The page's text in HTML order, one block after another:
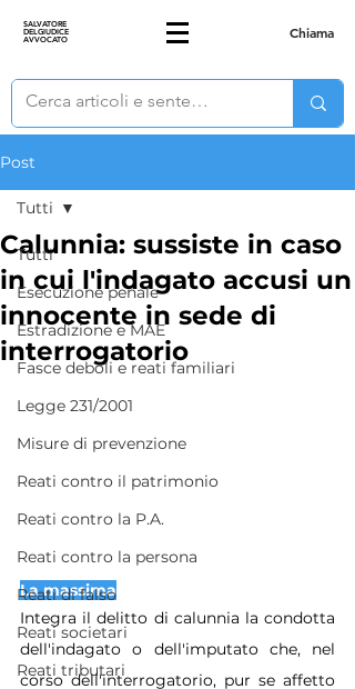
SALVATORE
DELGIUDICE
AVVOCATO Chiama
Post
Tutti
Esecuzione penale
Estradizione e MAE
Fasce deboli e reati familiari
Legge 231/2001
Misure di prevenzione
Reati contro il patrimonio
Reati contro la P.A.
Reati contro la persona
Reati di falso
Reati societari
Reati tributari
Tutti
Calunnia: sussiste in caso
in cui l'indagato accusi un
innocente in sede di
interrogatorio
La massima
Integra il delitto di calunnia la condotta
dell'indagato o dell'imputato che, nel
corso dell'interrogatorio, pur se affetto